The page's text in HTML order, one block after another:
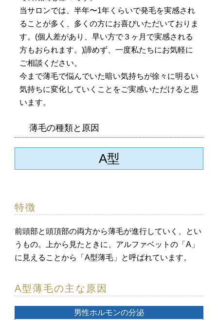
当サロンでは、半年〜1年くらいで発毛を実感され
ることが多く、多くの方にお喜びいただいておりま
す。(個人差があり、早い方で３ヶ月で実感される
方もおられます。)諦めず、一度私たちにお気軽に
ご相談ください。
今まで薄毛で悩んでいた暗い気持ちが徐々に明るい
気持ちに変化していくことをご実感いただけると思
います。
薄毛の種類と原因
A型
特徴
前頭部と頭頂部の両方から薄毛が進行していく、とい
うもの。上から見たときに、アルファベットの「A」
に見えることから「A型薄毛」と呼ばれています。
A型薄毛の主な原因
男性ホルモンの分泌